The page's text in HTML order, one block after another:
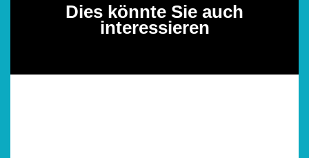
Dies könnte Sie auch
interessieren